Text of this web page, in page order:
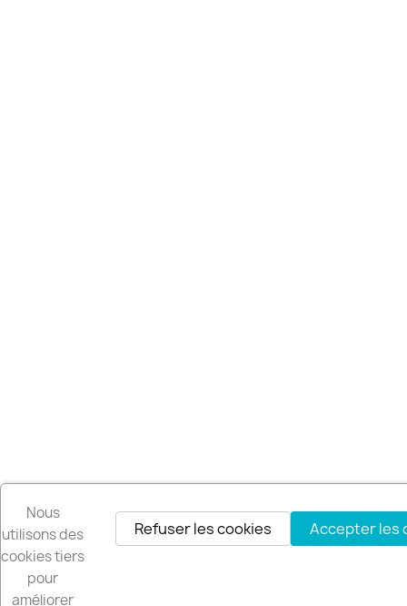
Nous
utilisons des
cookies tiers
pour
améliorer
Accepter les
Refuser les cookies